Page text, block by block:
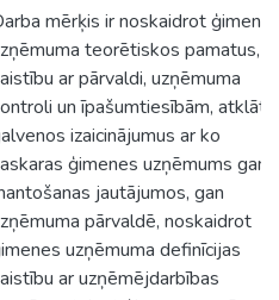
mērķis ir noskaidrot
teorētiskos pamatus,
ar pārvaldi, uzņēmuma
un īpašumtiesībām, atklāt
izaicinājumus ar ko
ģimenes uzņēmums gan
jautājumos, gan
pārvaldē, noskaidrot
uzņēmuma definīcijas
ar uzņēmējdarbības